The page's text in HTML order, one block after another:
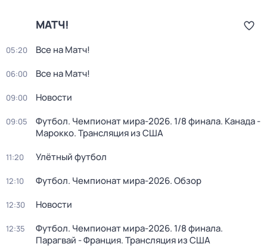
МАТЧ!
05:20 Все на Матч!
06:00 Все на Матч!
09:00 Новости
09:05
Футбол. Чемпионат мира-2026. 1/8 финала. Канада -
Марокко. Трансляция из США
11:20 Улётный футбол
12:10 Футбол. Чемпионат мира-2026. Обзор
12:30 Новости
12:35
Футбол. Чемпионат мира-2026. 1/8 финала.
Парагвай - Франция. Трансляция из США